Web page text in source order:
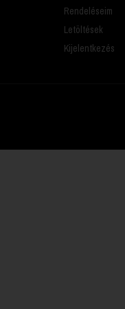
Rendeléseim
Letöltések
Kijelentkezés